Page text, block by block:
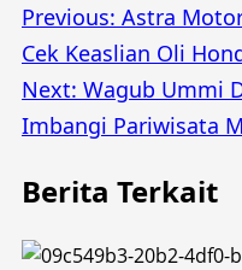
Post
navigation
Previous: Astra
Cek Keaslian Oli
Next: Wagub Ummi
Imbangi Pariwisata
Berita Terkait